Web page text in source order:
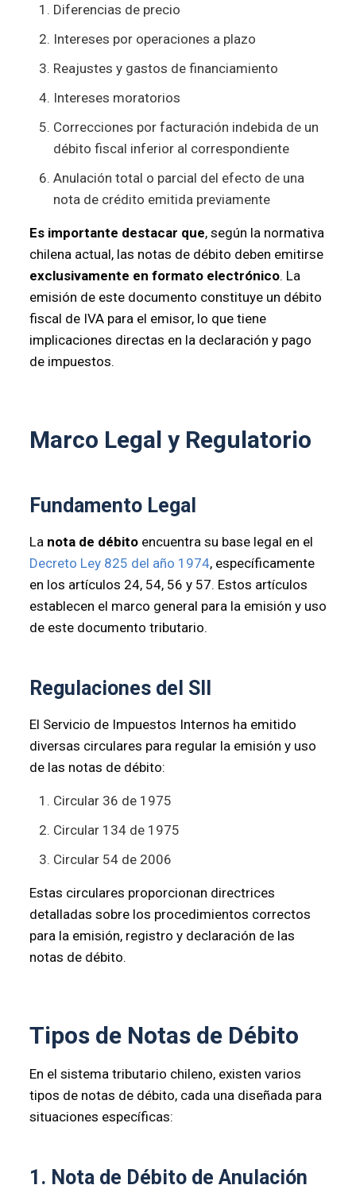
Diferencias de precio
Intereses por operaciones a plazo
Reajustes y gastos de financiamiento
Intereses moratorios
Correcciones por facturación indebida de un
débito fiscal inferior al correspondiente
Anulación total o parcial del efecto de una
nota de crédito emitida previamente
Es importante destacar que, según la normativa
chilena actual, las notas de débito deben emitirse
exclusivamente en formato electrónico. La
emisión de este documento constituye un débito
fiscal de IVA para el emisor, lo que tiene
implicaciones directas en la declaración y pago
de impuestos.
Marco Legal y Regulatorio
Fundamento Legal
La nota de débito encuentra su base legal en el
Decreto Ley 825 del año 1974, específicamente
en los artículos 24, 54, 56 y 57. Estos artículos
establecen el marco general para la emisión y uso
de este documento tributario.
Regulaciones del SII
El Servicio de Impuestos Internos ha emitido
diversas circulares para regular la emisión y uso
de las notas de débito:
Circular 36 de 1975
Circular 134 de 1975
Circular 54 de 2006
Estas circulares proporcionan directrices
detalladas sobre los procedimientos correctos
para la emisión, registro y declaración de las
notas de débito.
Tipos de Notas de Débito
En el sistema tributario chileno, existen varios
tipos de notas de débito, cada una diseñada para
situaciones específicas:
1. Nota de Débito de Anulación